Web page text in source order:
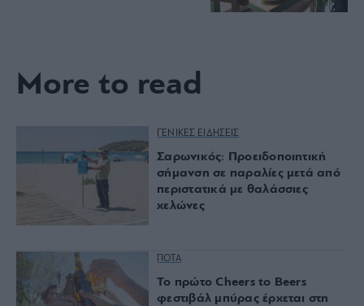
More to read
ΓΕΝΙΚΕΣ ΕΙΔΗΣΕΙΣ
Σαρωνικός: Προειδοποιητική
σήμανση σε παραλίες μετά από
περιστατικά με θαλάσσιες
χελώνες
ΠΟΤΑ
Το πρώτο Cheers to Beers
φεστιβάλ μπύρας έρχεται στη